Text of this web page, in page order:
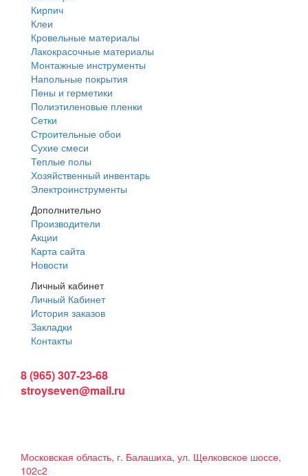
Кирпич
Клеи
Кровельные материалы
Лакокрасочные материалы
Монтажные инструменты
Напольные покрытия
Пены и герметики
Полиэтиленовые пленки
Сетки
Строительные обои
Сухие смеси
Теплые полы
Хозяйственный инвентарь
Электроинструменты
Дополнительно
Производители
Акции
Карта сайта
Новости
Личный кабинет
Личный Кабинет
История заказов
Закладки
Контакты
8 (965) 307-23-68
stroyseven@mail.ru
Московская область, г. Балашиха, ул. Щелковское шоссе,
102с2